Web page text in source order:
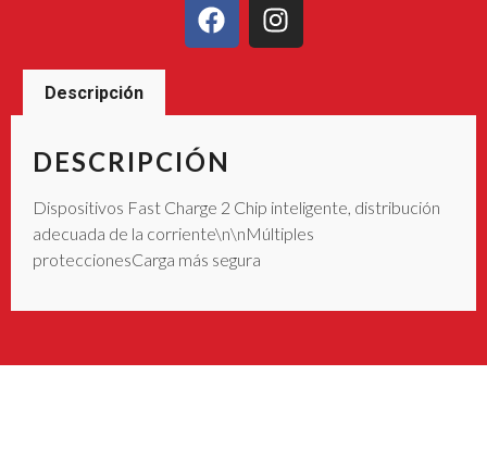
Descripción
DESCRIPCIÓN
Dispositivos Fast Charge 2 Chip inteligente, distribución
adecuada de la corriente\n\nMúltiples
proteccionesCarga más segura